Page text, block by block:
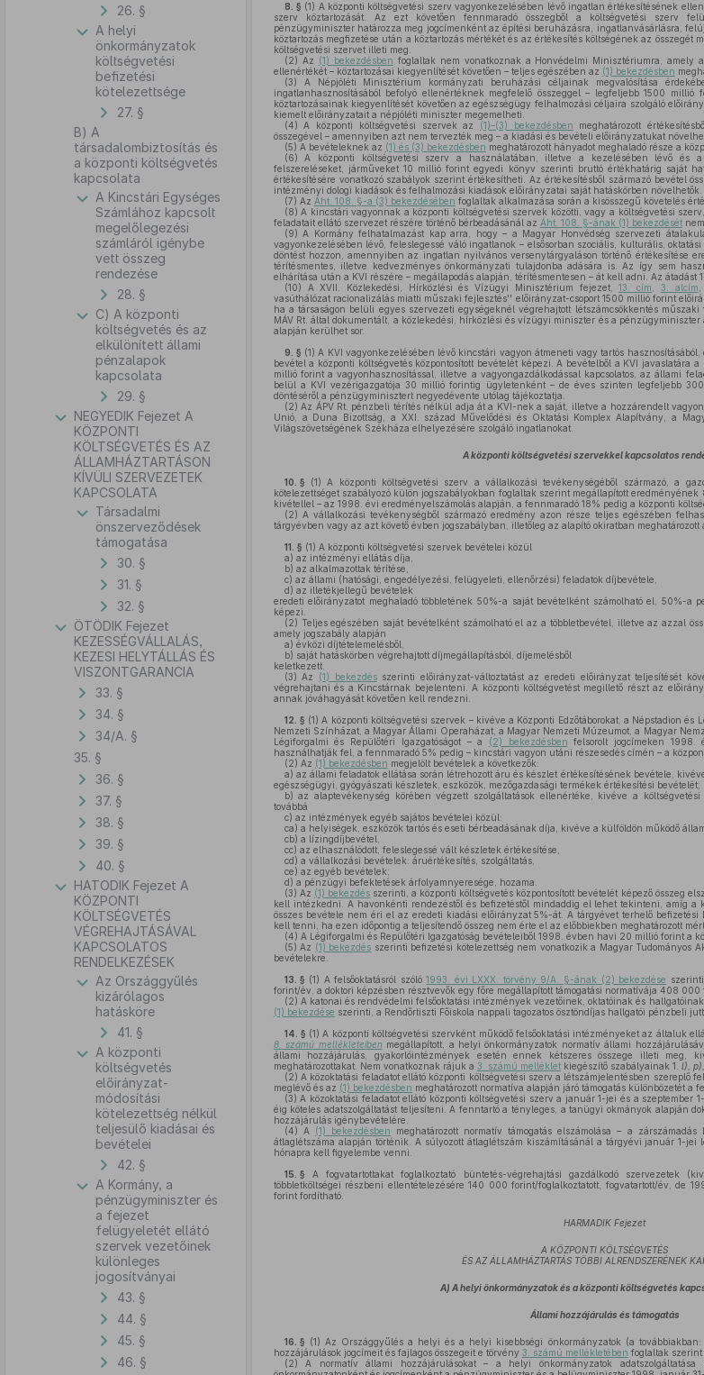
26. §
A helyi
önkormányzatok
költségvetési
befizetési
kötelezettsége
27. §
B) A
társadalombiztosítás és
a központi költségvetés
kapcsolata
A Kincstári Egységes
Számlához kapcsolt
megelőlegezési
számláról igénybe
vett összeg
rendezése
28. §
C) A központi
költségvetés és az
elkülönített állami
pénzalapok
kapcsolata
29. §
NEGYEDIK Fejezet A
KÖZPONTI
KÖLTSÉGVETÉS ÉS AZ
ÁLLAMHÁZTARTÁSON
KÍVÜLI SZERVEZETEK
KAPCSOLATA
Társadalmi
önszerveződések
támogatása
30. §
31. §
32. §
ÖTÖDIK Fejezet
KEZESSÉGVÁLLALÁS,
KEZESI HELYTÁLLÁS ÉS
VISZONTGARANCIA
33. §
34. §
34/A. §
35. §
36. §
37. §
38. §
39. §
40. §
HATODIK Fejezet A
KÖZPONTI
KÖLTSÉGVETÉS
VÉGREHAJTÁSÁVAL
KAPCSOLATOS
RENDELKEZÉSEK
Az Országgyűlés
kizárólagos
hatásköre
41. §
A központi
költségvetés
előirányzat-
módosítási
kötelezettség nélkül
teljesülő kiadásai és
bevételei
42. §
A Kormány, a
pénzügyminiszter és
a fejezet
felügyeletét ellátó
szervek vezetőinek
különleges
jogosítványai
43. §
44. §
45. §
46. §
8. § (1) A központi költségvetési szerv vagyonkezelésében lévő ingatlan értékesítésének
szerv köztartozását. Az ezt követően fennmaradó összegből a költségvetési szerv
pénzügyminiszter határozza meg jogcímenként az építési beruházásra, ingatlanvásárlásra,
köztartozás megfizetése után a köztartozás mértékét és az értékesítés költségének az összegét
költségvetési szervet illeti meg.
(2) Az (1) bekezdésben foglaltak nem vonatkoznak a Honvédelmi Minisztériumra, amely
ellenértékét – köztartozásai kiegyenlítését követően – teljes egészében az (1) bekezdésben
(3) A Népjóléti Minisztérium kormányzati beruházási céljainak megvalósítása
ingatlanhasznosításából befolyó ellenértéknek megfelelő összeggel – legfeljebb 1500
köztartozásainak kiegyenlítését követően az egészségügy felhalmozási céljaira szolgáló
kiemelt előirányzatait a népjóléti miniszter megemelheti.
(4) A központi költségvetési szervek az (1)–(3) bekezdésben meghatározott
összegével – amennyiben azt nem tervezték meg – a kiadási és bevételi előirányzatukat
(5) A bevételeknek az (1) és (3) bekezdésben meghatározott hányadot meghaladó része a
(6) A központi költségvetési szerv a használatában, illetve a kezelésében lévő és a
felszereléseket, járműveket 10 millió forint egyedi könyv szerinti bruttó értékhatárig saját
értékesítésére vonatkozó szabályok szerint értékesítheti. Az értékesítésből származó bevétel
intézményi dologi kiadások és felhalmozási kiadások előirányzatai saját hatáskörben növelhetők.
(7) Az Áht. 108. §-a (3) bekezdésében foglaltak alkalmazása során a kisösszegű követelés
(8) A kincstári vagyonnak a központi költségvetési szervek közötti, vagy a költségvetési
feladatait ellátó szervezet részére történő bérbeadásánál az Áht. 108. §-ának (1) bekezdését
(9) A Kormány felhatalmazást kap arra, hogy – a Magyar Honvédség szervezeti
vagyonkezelésében lévő, feleslegessé váló ingatlanok – elsősorban szociális, kulturális,
döntést hozzon, amennyiben az ingatlan nyilvános versenytárgyaláson történő értékesítése
térítésmentes, illetve kedvezményes önkormányzati tulajdonba adására is. Az így sem
elhárítása után a KVI részére – megállapodás alapján, térítésmentesen – át kell adni. Az átadást
(10) A XVII. Közlekedési, Hírközlési és Vízügyi Minisztérium fejezet,13. cím 3. alcím
vasúthálózat racionalizálás miatti műszaki fejlesztés'' előirányzat-csoport 1500 millió forint
ha a társaságon belüli egyes szervezeti egységeknél végrehajtott létszámcsökkentés
MÁV Rt. által dokumentált, a közlekedési, hírközlési és vízügyi miniszter és a
alapján kerülhet sor.
9. § (1) A KVI vagyonkezelésében lévő kincstári vagyon átmeneti vagy tartós
bevétel a központi költségvetés központosított bevételét képezi. A bevételből a KVI
millió forint a vagyonhasznosítással, illetve a vagyongazdálkodással kapcsolatos, az állami
belül a KVI vezérigazgatója 30 millió forintig ügyletenként – de éves szinten legfeljebb
döntéséről a pénzügyminisztert negyedévente utólag tájékoztatja.
(2) Az ÁPV Rt. pénzbeli térítés nélkül adja át a KVI-nek a saját, illetve a hozzárendelt
Unió, a Duna Bizottság, a XXI. század Művelődési és Oktatási Komplex Alapítvány, a
Világszövetségének Székháza elhelyezésére szolgáló ingatlanokat.
A központi költségvetési szervekkel kapcsolatos
10. § (1) A központi költségvetési szerv a vállalkozási tevékenységéből származó, a
kötelezettséget szabályozó külön jogszabályokban foglaltak szerint megállapított
kivétellel – az 1998. évi eredményelszámolás alapján, a fennmaradó 18% pedig a központi
(2) A vállalkozási tevékenységből származó eredmény azon része teljes egészében
tárgyévben vagy az azt követő évben jogszabályban, illetőleg az alapító okiratban
11. § (1) A központi költségvetési szervek bevételei közül
a) az intézményi ellátás díja,
b) az alkalmazottak térítése,
c) az állami (hatósági, engedélyezési, felügyeleti, ellenőrzési) feladatok díjbevétele,
d) az illetékjellegű bevételek
eredeti előirányzatot meghaladó többletének 50%-a saját bevételként számolható el, 50%-a
képezi.
(2) Teljes egészében saját bevételként számolható el az a többletbevétel, illetve az azzal
amely jogszabály alapján
a) évközi díjtételemelésből,
b) saját hatáskörben végrehajtott díjmegállapításból, díjemelésből
keletkezett.
(3) Az (1) bekezdésszerinti előirányzat-változtatást az eredeti előirányzat teljesítését
végrehajtani és a Kincstárnak bejelenteni. A központi költségvetést megillető részt az
annak jóváhagyását követően kell rendezni.
12. § (1) A központi költségvetési szervek – kivéve a Központi Edzőtáborokat, a Népstadion és
Nemzeti Színházat, a Magyar Állami Operaházat, a Magyar Nemzeti Múzeumot, a Magyar
Légiforgalmi és Repülőtéri Igazgatóságot – a (2) bekezdésben felsorolt jogcímeken 1998.
használhatják fel, a fennmaradó 5% pedig – kincstári vagyon utáni részesedés címén – a
(2) Az (1) bekezdésben megjelölt bevételek a következők:
a) az állami feladatok ellátása során létrehozott áru és készlet értékesítésének bevétele,
egészségügyi, gyógyászati készletek, eszközök, mezőgazdasági termékek értékesítési bevételét;
b) az alaptevékenység körében végzett szolgáltatások ellenértéke, kivéve a
továbbá
c) az intézmények egyéb sajátos bevételei közül:
ca) a helyiségek, eszközök tartós és eseti bérbeadásának díja, kivéve a külföldön működő
cb) a lízingdíjbevétel,
cc) az elhasználódott, feleslegessé vált készletek értékesítése,
cd) a vállalkozási bevételek: áruértékesítés, szolgáltatás,
ce) az egyéb bevételek;
d) a pénzügyi befektetések árfolyamnyeresége, hozama.
(3) Az (1) bekezdés szerinti, a központi költségvetés központosított bevételét képező összeg
kell intézkedni. A havonkénti rendezéstől és befizetéstől mindaddig el lehet tekinteni, amíg a
összes bevétele nem éri el az eredeti kiadási előirányzat 5%-át. A tárgyévet terhelő
kell tenni, ha ezen időpontig a teljesítendő összeg nem érte el az előbbiekben meghatározott
(4) A Légiforgalmi és Repülőtéri Igazgatóság bevételeiből 1998. évben havi 20 millió forint a
(5) Az (1) bekezdés szerinti befizetési kötelezettség nem vonatkozik a Magyar Tudományos
bevételekre.
13. § (1) A felsőoktatásról szóló1993. évi LXXX. törvény 9/A. §-ának (2) bekezdése
forint/év, a doktori képzésben résztvevők egy főre megállapított támogatási normatívája 408 000
(2) A katonai és rendvédelmi felsőoktatási intézmények vezetőinek, oktatóinak és
(1) bekezdése szerinti, a Rendőrtiszti Főiskola nappali tagozatos ösztöndíjas hallgatói pénzbeli
14. § (1) A központi költségvetési szervként működő felsőoktatási intézményeket az általuk
8. számú mellékleteiben megállapított, a helyi önkormányzatok normatív állami
állami hozzájárulás, gyakorlóintézmények esetén ennek kétszeres összege illeti meg,
meghatározottakat. Nem vonatkoznak rájuk a 3. számú mellékletkiegészítő szabályainak 1. l), p),
(2) A közoktatási feladatot ellátó központi költségvetési szerv a létszámjelentésben szereplő
meglévő és az (1) bekezdésben meghatározott normatíva alapján járó támogatás különbözetét a
(3) A közoktatási feladatot ellátó központi költségvetési szerv a január 1-jei és a szeptember
éig köteles adatszolgáltatást teljesíteni. A fenntartó a tényleges, a tanügyi okmányok alapján
hozzájárulás igénybevételére.
(4) A (1) bekezdésben meghatározott normatív támogatás elszámolása – a
átlaglétszáma alapján történik. A súlyozott átlaglétszám kiszámításánál a tárgyévi január 1-jei
hónapra kell figyelembe venni.
15. § A fogvatartottakat foglalkoztató büntetés-végrehajtási gazdálkodó szervezetek
többletköltségei részbeni ellentételezésére 140 000 forint/foglalkoztatott, fogvatartott/év, de
forint fordítható.
HARMADIK Fejezet
A KÖZPONTI KÖLTSÉGVETÉS
ÉS AZ ÁLLAMHÁZTARTÁS TÖBBI ALRENDSZERÉNEK
A) A helyi önkormányzatok és a központi költségvetés
Állami hozzájárulás és támogatás
16. § (1) Az Országgyűlés a helyi és a helyi kisebbségi önkormányzatok (a
hozzájárulások jogcímeit és fajlagos összegeit e törvény 3. számú mellékletében foglaltak szerint
(2) A normatív állami hozzájárulásokat – a helyi önkormányzatok adatszolgáltatása